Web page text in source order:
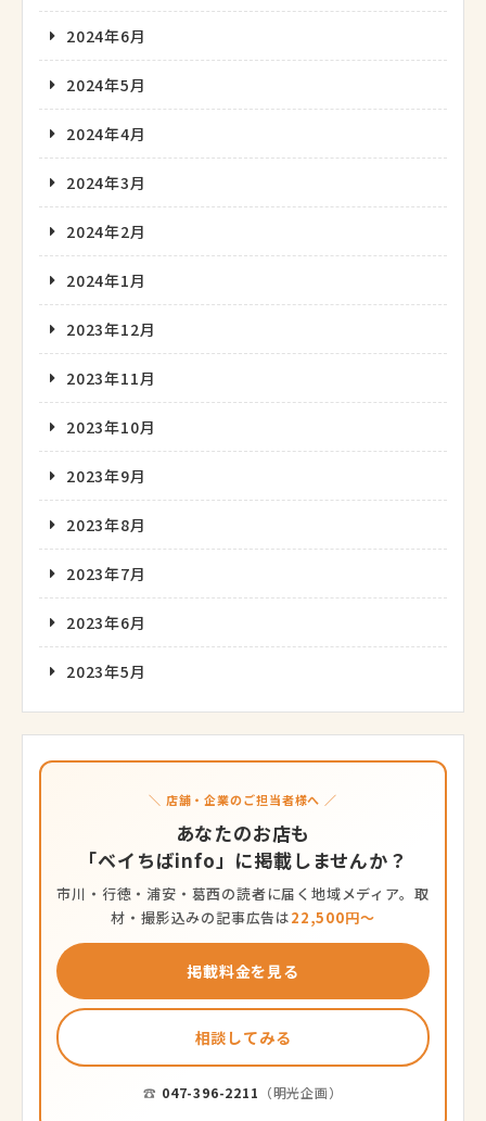
2024年6月
2024年5月
2024年4月
2024年3月
2024年2月
2024年1月
2023年12月
2023年11月
2023年10月
2023年9月
2023年8月
2023年7月
2023年6月
2023年5月
＼ 店舗・企業のご担当者様へ ／
あなたのお店も
「ベイちばinfo」に掲載しませんか？
市川・行徳・浦安・葛西の読者に届く地域メディア。取
材・撮影込みの記事広告は22,500円〜
掲載料金を見る
相談してみる
☎ 047-396-2211 （明光企画）